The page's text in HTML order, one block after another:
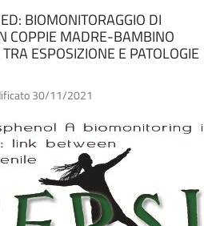
BIOMONITORAGGIO DI
COPPIE MADRE-BAMBINO
ESPOSIZIONE E PATOLOGIE
30/11/2021